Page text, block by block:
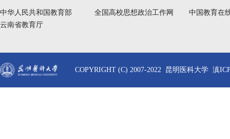
中华人民共和国教育部 全国高校思想政治工作网
中国教育在
云南省教育厅
COPYRIGHT (C) 2007-2022 昆明医科大学 滇